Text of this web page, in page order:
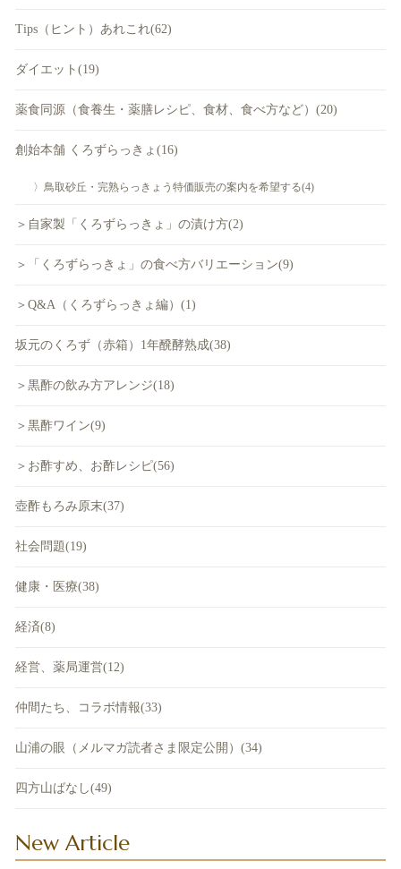
Tips（ヒント）あれこれ(62)
ダイエット(19)
薬食同源（食養生・薬膳レシピ、食材、食べ方など）(20)
創始本舗 くろずらっきょ(16)
〉鳥取砂丘・完熟らっきょう特価販売の案内を希望する(4)
＞自家製「くろずらっきょ」の漬け方(2)
＞「くろずらっきょ」の食べ方バリエーション(9)
＞Q&A（くろずらっきょ編）(1)
坂元のくろず（赤箱）1年醗酵熟成(38)
＞黒酢の飲み方アレンジ(18)
＞黒酢ワイン(9)
＞お酢すめ、お酢レシピ(56)
壺酢もろみ原末(37)
社会問題(19)
健康・医療(38)
経済(8)
経営、薬局運営(12)
仲間たち、コラボ情報(33)
山浦の眼（メルマガ読者さま限定公開）(34)
四方山ばなし(49)
New Article